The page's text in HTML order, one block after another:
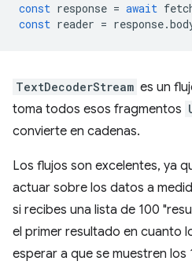
const response = await
const reader = response.
TextDecoderStream es un
toma todos esos fragmentos
convierte en cadenas.
Los flujos son excelentes, ya
actuar sobre los datos a
si recibes una lista de 100
el primer resultado en cuanto
esperar a que se muestren los